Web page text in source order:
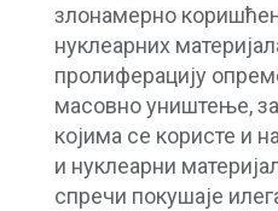
злонамерно
нуклеарних
пролиферацију
масовно уништење,
којима се користе и
и нуклеарни
спречи покушаје